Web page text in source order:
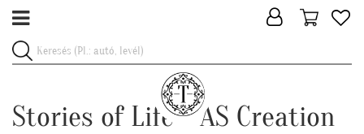
Stories of Life - AS Creation